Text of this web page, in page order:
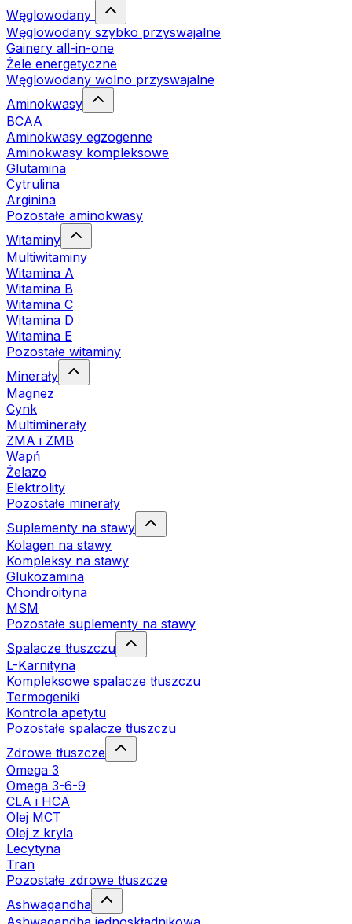
Węglowodany
Węglowodany szybko przyswajalne
Gainery all-in-one
Żele energetyczne
Węglowodany wolno przyswajalne
Aminokwasy
BCAA
Aminokwasy egzogenne
Aminokwasy kompleksowe
Glutamina
Cytrulina
Arginina
Pozostałe aminokwasy
Witaminy
Multiwitaminy
Witamina A
Witamina B
Witamina C
Witamina D
Witamina E
Pozostałe witaminy
Minerały
Magnez
Cynk
Multiminerały
ZMA i ZMB
Wapń
Żelazo
Elektrolity
Pozostałe minerały
Suplementy na stawy
Kolagen na stawy
Kompleksy na stawy
Glukozamina
Chondroityna
MSM
Pozostałe suplementy na stawy
Spalacze tłuszczu
L-Karnityna
Kompleksowe spalacze tłuszczu
Termogeniki
Kontrola apetytu
Pozostałe spalacze tłuszczu
Zdrowe tłuszcze
Omega 3
Omega 3-6-9
CLA i HCA
Olej MCT
Olej z kryla
Lecytyna
Tran
Pozostałe zdrowe tłuszcze
Ashwagandha